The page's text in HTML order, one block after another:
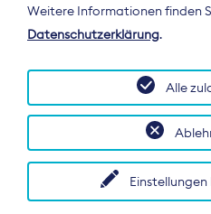
Zeitungsverleger (BDZV)
Spitzenorganisation die
Deutschland und auf EU-
© 2026 BDZV.
Weitere Informationen finden
Datenschutzerklärung.
Alle